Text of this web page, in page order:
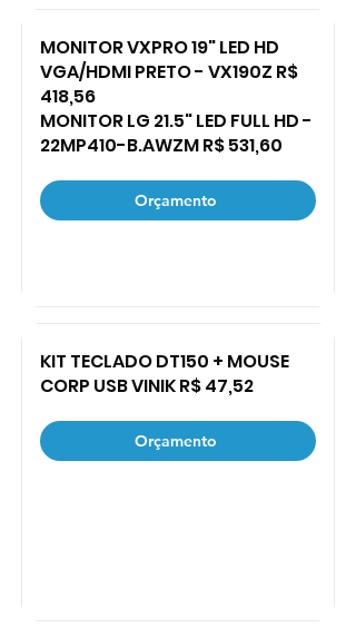
MONITOR VXPRO 19" LED HD
VGA/HDMI PRETO - VX190Z R$
418,56
MONITOR LG 21.5" LED FULL HD -
22MP410-B.AWZM R$ 531,60
Orçamento
KIT TECLADO DT150 + MOUSE
CORP USB VINIK R$ 47,52
Orçamento